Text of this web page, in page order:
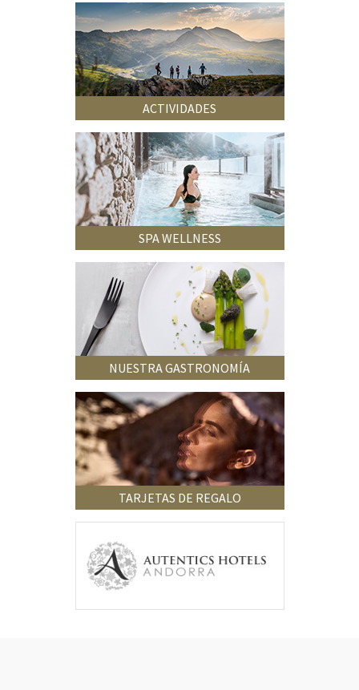
ACTIVIDADES
SPA WELLNESS
NUESTRA GASTRONOMÍA
TARJETAS DE REGALO